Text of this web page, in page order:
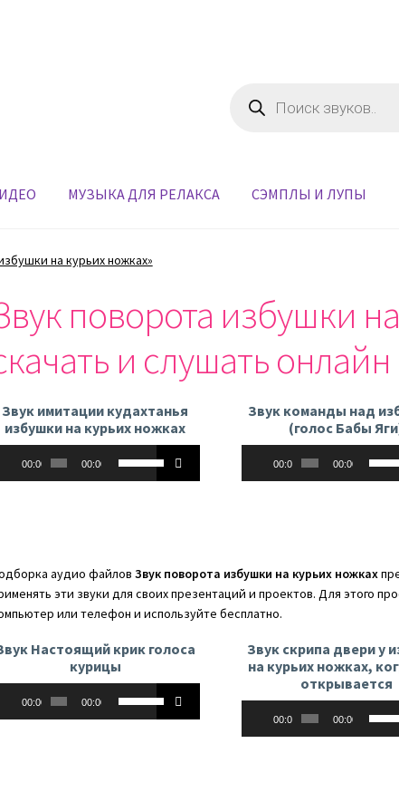
товаров
МУЗЫКА ДЛЯ РЕЛАКСА СЭМПЛЫ И ЛУПЫ
на курьих ножках»
поворота избушки
и слушать онлайн
Звук имитации кудахтанья
избушки на курьих ножках
00:00 00:00
или
уменьшить
громкость.
Звук команды над
(голос Бабы
00:00 00:00
или
аудио файлов Звук поворота избушки на курьих ножках
эти звуки для своих презентаций и проектов. Для этого
или телефон и используйте бесплатно.
Настоящий крик голоса
курицы
00:00 00:00
Звук скрипа двери у
на курьих ножках,
открывается
00:00 00:00